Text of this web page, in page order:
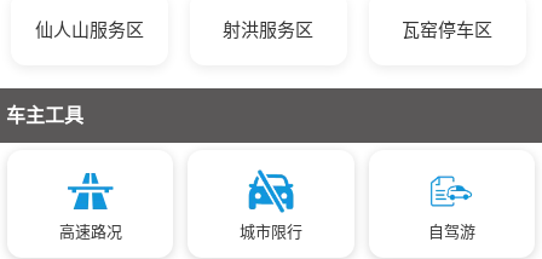
仙人山服务区 射洪服务区 瓦窑停车区
车主工具
高速路况 城市限行 自驾游